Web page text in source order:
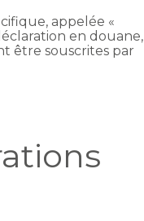
appelée «
en douane,
être souscrites par